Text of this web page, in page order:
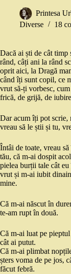
Printesa
Diverse
18
Dacă ai ști de cât timp
rând, câți ani la rând
oprit aici, la Dragă
când îți sunt copil, ce
vrut să-ți vorbesc,
frică, de grijă, de
Dar acum îți pot scrie,
vreau să le știi și tu,
Întâi de toate, vreau
tău, că m-ai dospit
pielea burții tale cât
vrut și m-ai iubit
mine.
Că m-ai născut în
te-am rupt în două.
Că m-ai luat pe
cât ai putut.
Că m-ai plimbat
șters voma de pe jos,
făcut febră.